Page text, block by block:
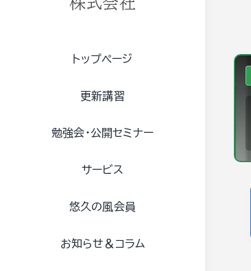
トップページ
更新講習
勉強会・公開セミナー
サービス
悠久の風会員
お知らせ＆コラム